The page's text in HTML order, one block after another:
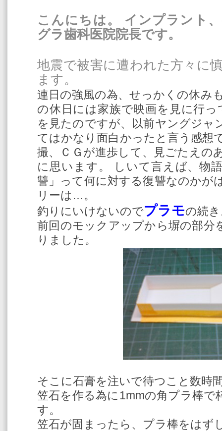
こんにちは。 インプラント
グラ歯科医院院長です。
地震で被害に遭われた方々に
ます。
連日の強風の為、せっかくの休み
の休日には家族で映画を見に行
を見たのですが、以前ヤングジャ
てはかなり面白かったと言う感想
撮、ＣＧが進歩して、見ごたえの
に思います。 しいて言えば、物
讐」って何に対する復讐なのかが
リーは…。
釣りにいけないのでプラモの続
前回のモックアップから塀の部分
りました。
そこに石膏を注いで待つこと数時
笠石を作る為に1mmの角プラ棒で
す。
笠石が固まったら、プラ棒をはず